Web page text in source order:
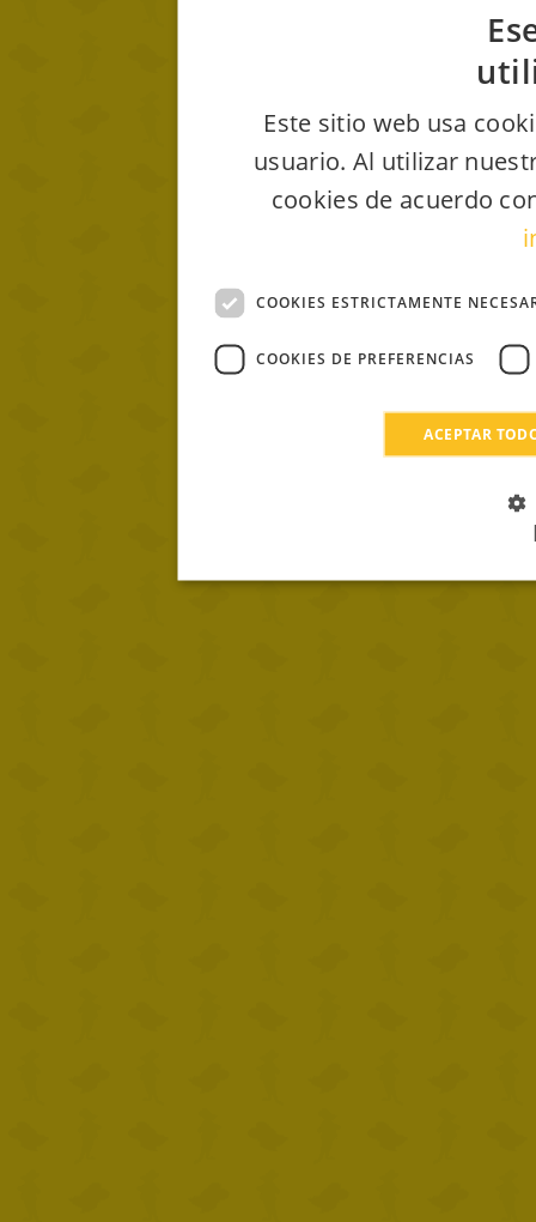
Este sitio web usa
usuario. Al utilizar
cookies de acuerdo
COOKIES ESTRICTAMENTE
COOKIES DE PREFERENCIAS
ACEPTAR